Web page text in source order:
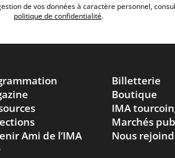
de vos données à caractère personnel,
politique de confidentialité.
Ami de l’IMA
Billetterie
Boutique
IMA
Marchés
Nous